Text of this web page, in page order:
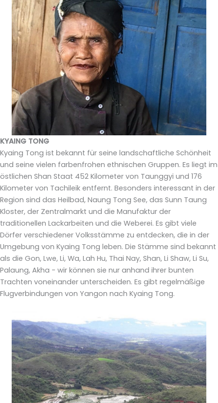
KYAING TONG
Kyaing Tong ist bekannt für seine landschaftliche Schönheit
und seine vielen farbenfrohen ethnischen Gruppen. Es liegt im
östlichen Shan Staat 452 Kilometer von Taunggyi und 176
Kilometer von Tachileik entfernt. Besonders interessant in der
Region sind das Heilbad, Naung Tong See, das Sunn Taung
Kloster, der Zentralmarkt und die Manufaktur der
traditionellen Lackarbeiten und die Weberei. Es gibt viele
Dörfer verschiedener Volksstämme zu entdecken, die in der
Umgebung von Kyaing Tong leben. Die Stämme sind bekannt
als die Gon, Lwe, Li, Wa, Lah Hu, Thai Nay, Shan, Li Shaw, Li Su,
Palaung, Akha - wir können sie nur anhand ihrer bunten
Trachten voneinander unterscheiden. Es gibt regelmäßige
Flugverbindungen von Yangon nach Kyaing Tong.